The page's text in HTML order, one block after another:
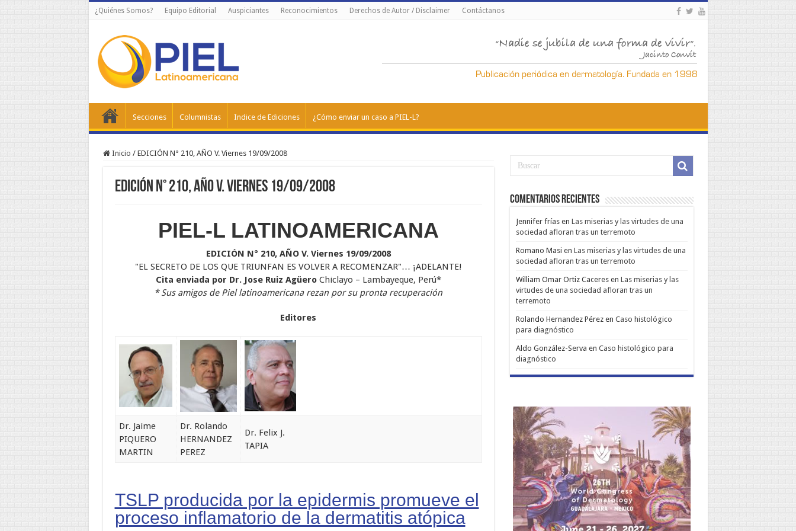
¿Quiénes Somos? Equipo Editorial Auspiciantes Reconocimientos Derechos de Autor / Disclaimer Contáctanos
Secciones Columnistas Indice de Ediciones ¿Cómo enviar un caso a PIEL-L?
Inicio / EDICIÓN N° 210, AÑO V. Viernes 19/09/2008
EDICIÓN N° 210, AÑO V. Viernes 19/09/2008
PIEL-L LATINOAMERICANA
EDICIÓN N° 210, AÑO V. Viernes 19/09/2008
"EL SECRETO DE LOS QUE TRIUNFAN ES VOLVER A RECOMENZAR"… ¡ADELANTE!
Cita enviada por Dr. Jose Ruiz Agüero Chiclayo – Lambayeque, Perú*
* Sus amigos de Piel latinoamericana rezan por su pronta recuperación
Editores
Dr. Jaime
PIQUERO
MARTIN
Dr. Rolando
HERNANDEZ
PEREZ
Dr. Felix J.
TAPIA
TSLP producida por la epidermis promueve el
proceso inflamatorio de la dermatitis atópica
Comentarios Recientes
Jennifer fríasen Las miserias y las virtudes de una
sociedad afloran tras un terremoto
Romano Masi en Las miserias y las virtudes de una
sociedad afloran tras un terremoto
William Omar Ortiz Caceresen Las miserias y las
virtudes de una sociedad afloran tras un
terremoto
Rolando Hernandez Pérezen Caso histológico
para diagnóstico
Aldo González-Serva en Caso histológico para
diagnóstico